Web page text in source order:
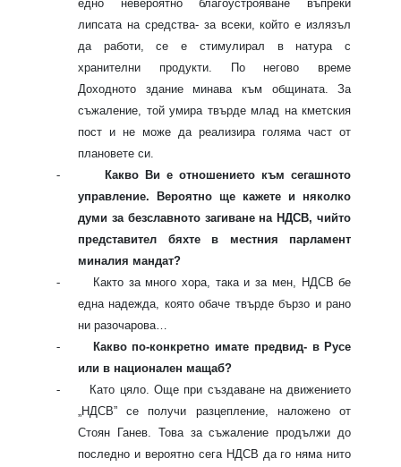
едно невероятно благоустрояване въпреки
липсата на средства- за всеки, който е излязъл
да работи, се е стимулирал в натура с
хранителни продукти. По негово време
Доходното здание минава към общината. За
съжаление, той умира твърде млад на кметския
пост и не може да реализира голяма част от
плановете си.
-
Какво Ви е отношението към сегашното
управление. Вероятно ще кажете и няколко
думи за безславното загиване на НДСВ, чийто
представител бяхте в местния парламент
миналия мандат?
-
Както за много хора, така и за мен, НДСВ бе
една надежда, която обаче твърде бързо и рано
ни разочарова…
-
Какво по-конкретно имате предвид- в Русе
или в национален мащаб?
-
Като цяло. Още при създаване на движението
„НДСВ” се получи разцепление, наложено от
Стоян Ганев. Това за съжаление продължи до
последно и вероятно сега НДСВ да го няма нито